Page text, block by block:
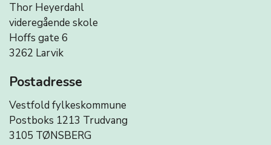
Thor Heyerdahl
videregående skole
Hoffs gate 6
3262 Larvik
Postadresse
Vestfold fylkeskommune
Postboks 1213 Trudvang
3105 TØNSBERG